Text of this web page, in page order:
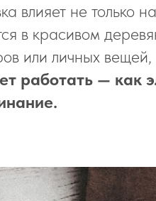
влияет не только
в красивом
или личных
работать — как